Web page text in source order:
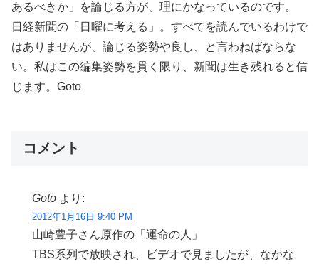
あるべきか」を論じる方が、理にかなっているのです。
日経新聞の「日曜に考える」。すべてを読んでいるわけで
はありませんが、論じる姿勢や良し、と言わねばならな
い。私はこの編集姿勢を貫く限り、新聞は生き残れると信
じます。Goto
コメント
Goto より:
2012年1月16日 9:40 PM
山崎豊子さん原作の「運命の人」
TBS系列で放映され、ビデオで見ましたが、なかな